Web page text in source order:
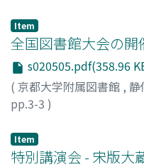
Item
全国図書館大会の開
s020505.pdf(358.96
( 京都大学附属図書館 , 静
pp.3-3 )
Item
特別講演会 - 宋版大